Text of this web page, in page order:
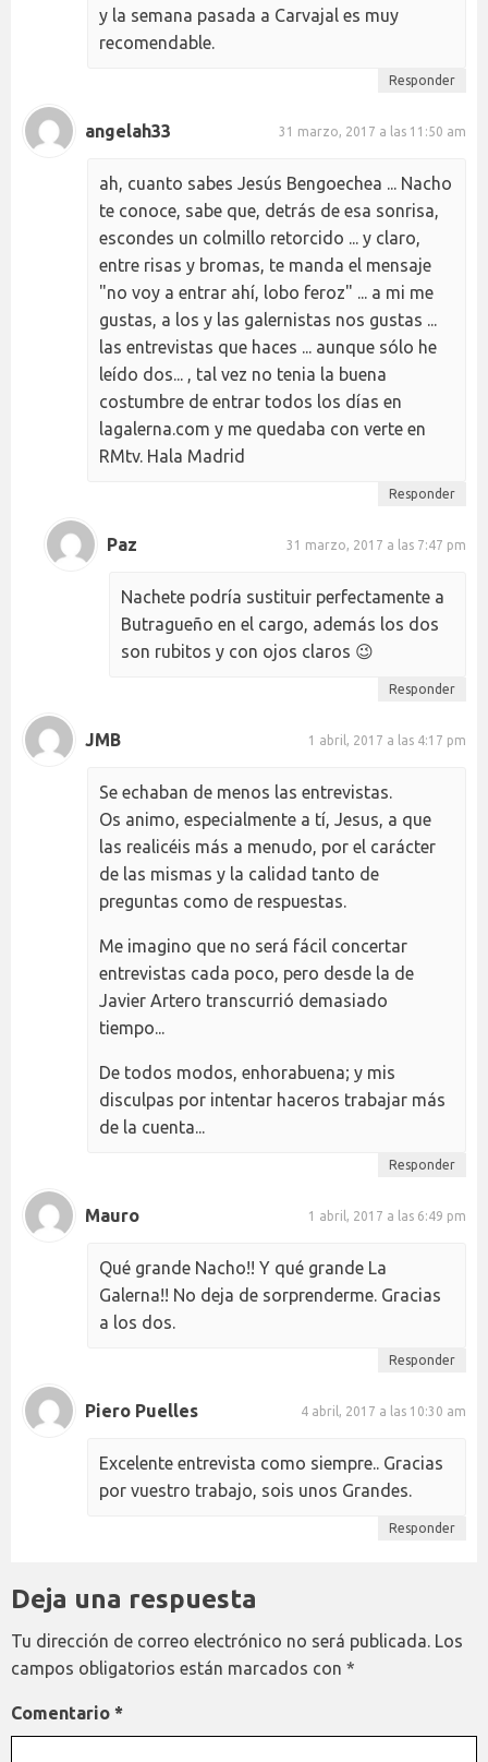
y la semana pasada a Carvajal es muy
recomendable.
Responder
angelah33 31 marzo, 2017 a las 11:50 am
ah, cuanto sabes Jesús Bengoechea ... Nacho
te conoce, sabe que, detrás de esa sonrisa,
escondes un colmillo retorcido ... y claro,
entre risas y bromas, te manda el mensaje
"no voy a entrar ahí, lobo feroz" ... a mi me
gustas, a los y las galernistas nos gustas ...
las entrevistas que haces ... aunque sólo he
leído dos... , tal vez no tenia la buena
costumbre de entrar todos los días en
lagalerna.com y me quedaba con verte en
RMtv. Hala Madrid
Responder
Paz 31 marzo, 2017 a las 7:47 pm
Nachete podría sustituir perfectamente a
Butragueño en el cargo, además los dos
son rubitos y con ojos claros 😉
Responder
JMB 1 abril, 2017 a las 4:17 pm
Se echaban de menos las entrevistas.
Os animo, especialmente a tí, Jesus, a que
las realicéis más a menudo, por el carácter
de las mismas y la calidad tanto de
preguntas como de respuestas.
Me imagino que no será fácil concertar
entrevistas cada poco, pero desde la de
Javier Artero transcurrió demasiado
tiempo...
De todos modos, enhorabuena; y mis
disculpas por intentar haceros trabajar más
de la cuenta...
Responder
Mauro 1 abril, 2017 a las 6:49 pm
Qué grande Nacho!! Y qué grande La
Galerna!! No deja de sorprenderme. Gracias
a los dos.
Responder
Piero Puelles 4 abril, 2017 a las 10:30 am
Excelente entrevista como siempre.. Gracias
por vuestro trabajo, sois unos Grandes.
Responder
Deja una respuesta
Tu dirección de correo electrónico no será publicada. Los
campos obligatorios están marcados con *
Comentario *